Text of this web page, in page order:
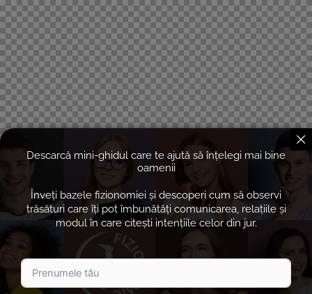
Descarcă mini-ghidul care te ajută să înțelegi mai bine
oamenii
Înveți bazele fizionomiei și descoperi cum să observi
trăsături care îți pot îmbunătăți comunicarea, relațiile și
modul în care citești intențiile celor din jur.